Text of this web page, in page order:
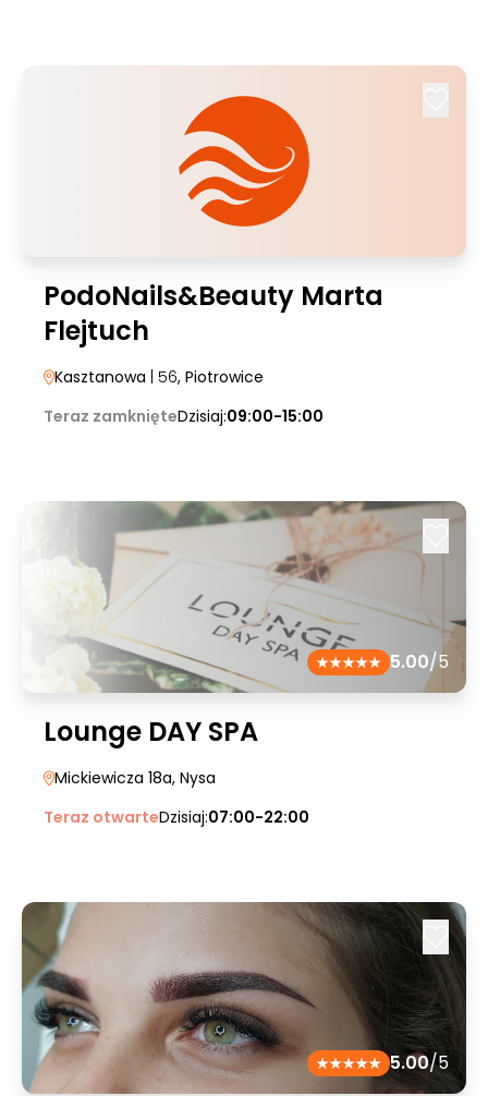
PodoNails&Beauty Marta
Flejtuch
Kasztanowa | 56, Piotrowice
Teraz zamknięteDzisiaj:09:00-15:00
5.00/5
Lounge DAY SPA
Mickiewicza 18a, Nysa
Teraz otwarteDzisiaj:07:00-22:00
5.00/5